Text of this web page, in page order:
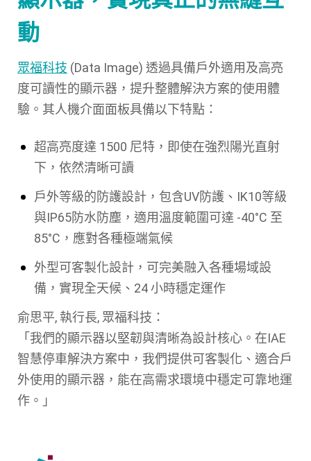
動
眾福科技 (Data Image) 透過具備戶外適用及高亮
度可讀性的顯示器，提升整體解決方案的使用體
驗。其人機介面面板具備以下特點：
超高亮度達 1500 尼特，即使在強烈陽光直射
下，依然清晰可讀
戶外等級的防護設計，包含UV防護、IK10等級
與IP65防水防塵，適用溫度範圍可達 -40°C 至
85°C，應對各種極端氣候
外型可客製化設計，可完美融入各種場域設
備，實現全天候、24 小時穩定運作
俞思平, 執行長, 眾福科技：
「我們的顯示器以堅韌與清晰為設計核心。在IAE
智慧停車解決方案中，我們提供可客製化、適合戶
外使用的顯示器，能在高需求環境中穩定可靠地運
作。」